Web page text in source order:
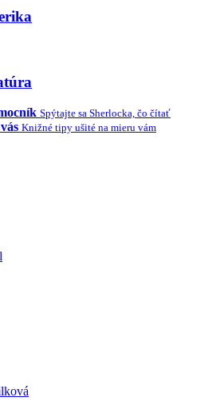
Spýtajte sa Sherlocka, čo čítať
Knižné tipy ušité na mieru vám